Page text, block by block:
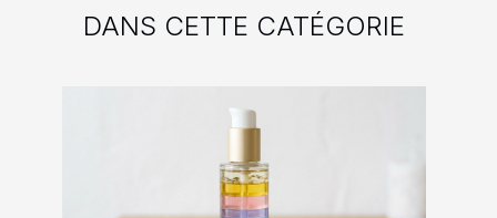
DANS CETTE CATÉGORIE